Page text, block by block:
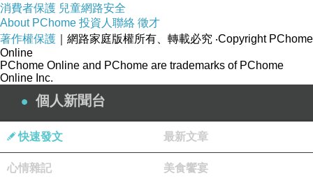
消費者保護 兒童網路安全
About PChome 投資人聯絡 徵才
著作權保護 ｜網路家庭版權所有、轉載必究 ‧Copyright PChome
Online
PChome Online and PChome are trademarks of PChome
Online Inc.
個人新聞台
快速發文 最新文章
心情雜記 美食饗宴